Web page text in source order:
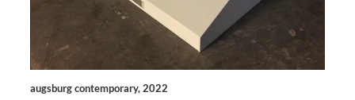
augsburg contemporary, 2022